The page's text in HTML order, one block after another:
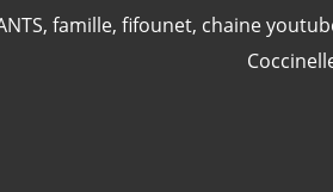
, famille, fifounet, chaine